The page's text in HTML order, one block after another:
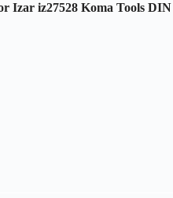
Izar iz27528 Koma Tools